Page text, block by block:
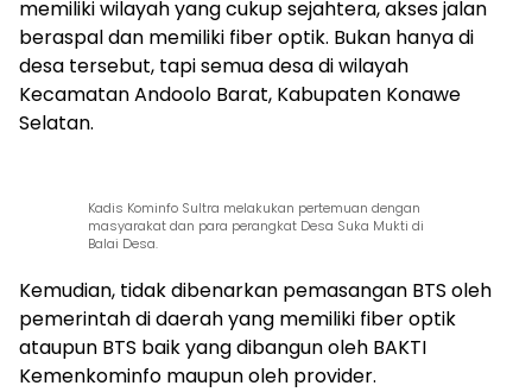
memiliki wilayah yang cukup sejahtera, akses jalan
beraspal dan memiliki fiber optik. Bukan hanya di
desa tersebut, tapi semua desa di wilayah
Kecamatan Andoolo Barat, Kabupaten Konawe
Selatan.
Kadis Kominfo Sultra melakukan pertemuan dengan
masyarakat dan para perangkat Desa Suka Mukti di
Balai Desa.
Kemudian, tidak dibenarkan pemasangan BTS oleh
pemerintah di daerah yang memiliki fiber optik
ataupun BTS baik yang dibangun oleh BAKTI
Kemenkominfo maupun oleh provider.